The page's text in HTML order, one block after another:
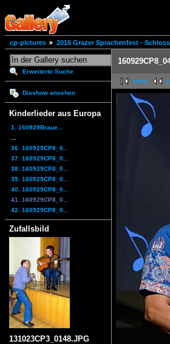
cp-pictures 2016 Grazer Sprachenfest -
Erweiterte Suche
Diashow ansehen
Kinderlieder aus Europa
1. 160929Braue...
36. 160929CP8_0...
37. 160929CP8_0...
38. 160929CP8_0...
39. 160929CP8_0...
40. 160929CP8_0...
41. 160929CP8_0...
42. 160929CP8_0...
Zufallsbild
131023CP3_0148.JPG
erste